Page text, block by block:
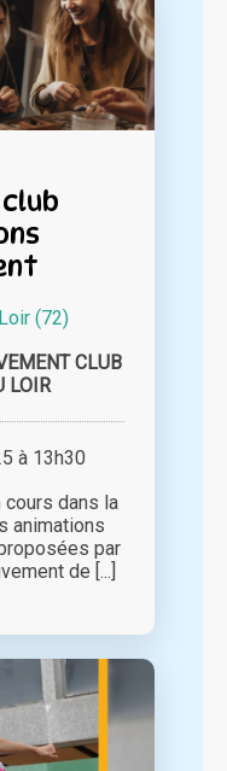
club
(72)
CLUB
LOIR
à 13h30
cours dans la
animations
par
de [...]